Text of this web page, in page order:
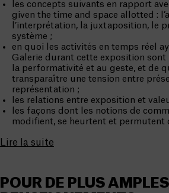
les concepts suivants en rapport
given the time and space allotted :
l’interprétation, la juxtaposition, le
système ;
en quoi les activités en temps réel
Galerie durant cette exposition sont
la performativité et au geste, et de
transparaître une tension entre
représentation ;
les relations entre exposition et
les façons dont les notions de
modifient, se heurtent et permutent
Lire la suite
POUR DE PLUS AMPLES